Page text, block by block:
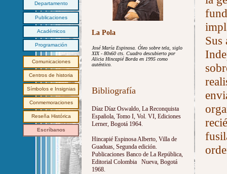
Departamento
Publicaciones
Académicos
Programación
Comunicaciones
Centros de historia
Símbolos e Insignias
Conmemoraciones
Reseña Histórica
Escríbanos
La Pola
José María Espinosa. Óleo sobre tela, siglo
XIX - 80x60 cts. Cuadro descubierto por
Alicia Hincapié Borda en 1995 como
auténtico.
Bibliografía
Díaz Díaz Oswaldo, La Reconquista
Española, Tomo I, Vol. VI, Ediciones
Lerner, Bogotá 1964.
Hincapié Espinosa Alberto, Villa de
Guaduas, Segunda edición.
Publicaciones Banco de La República,
Editorial Colombia Nueva, Bogotá
1968.
Sus